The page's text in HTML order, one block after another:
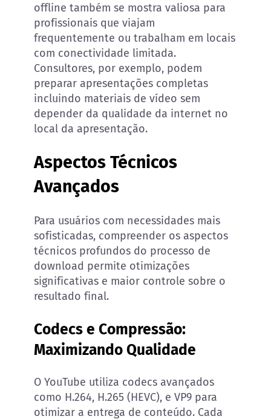
offline também se mostra valiosa para
profissionais que viajam
frequentemente ou trabalham em locais
com conectividade limitada.
Consultores, por exemplo, podem
preparar apresentações completas
incluindo materiais de vídeo sem
depender da qualidade da internet no
local da apresentação.
Aspectos Técnicos
Avançados
Para usuários com necessidades mais
sofisticadas, compreender os aspectos
técnicos profundos do processo de
download permite otimizações
significativas e maior controle sobre o
resultado final.
Codecs e Compressão:
Maximizando Qualidade
O YouTube utiliza codecs avançados
como H.264, H.265 (HEVC), e VP9 para
otimizar a entrega de conteúdo. Cada